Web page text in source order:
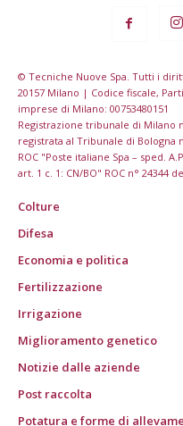
© Tecniche Nuove Spa. Tutti i
20157 Milano | Codice fiscale,
imprese di Milano: 00753480151
Registrazione tribunale di Milano
registrata al Tribunale di Bologna
ROC "Poste italiane Spa – sped.
art. 1 c. 1: CN/BO" ROC n° 24344
Colture
Difesa
Economia e politica
Fertilizzazione
Irrigazione
Miglioramento genetico
Notizie dalle aziende
Post raccolta
Potatura e forme di